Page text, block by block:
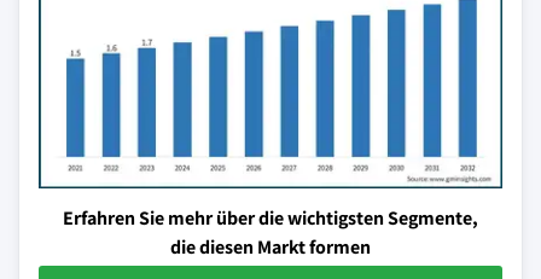
Erfahren Sie mehr über die wichtigsten Segmente,
die diesen Markt formen